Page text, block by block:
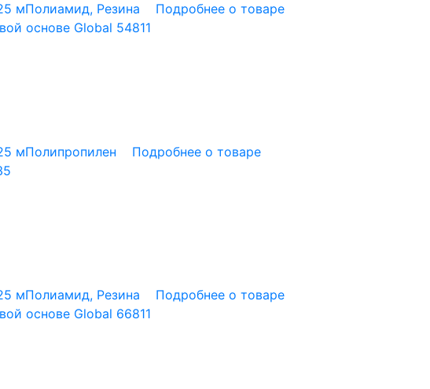
мПолиамид, Резина
Подробнее о товаре
основе Global 54811
мПолипропилен
Подробнее о товаре
мПолиамид, Резина
Подробнее о товаре
основе Global 66811